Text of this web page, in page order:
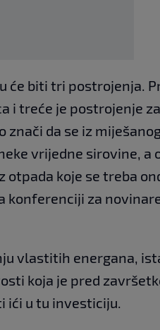
će biti tri postrojenja.
i treće je postrojenje
znači da se iz
vrijedne sirovine, a
otpada koje se treba
konferenciji za
vlastitih energana,
koja je pred
ići u tu investiciju.